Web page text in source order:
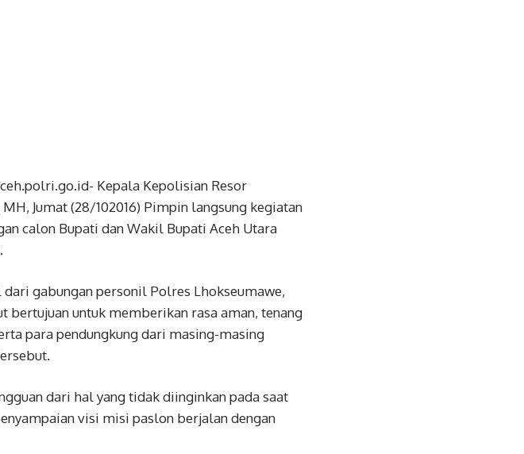
Kepala Kepolisian Resor
Jumat (28/102016) Pimpin langsung kegiatan
calon Bupati dan Wakil Bupati Aceh Utara
gabungan personil Polres Lhokseumawe,
bertujuan untuk memberikan rasa aman, tenang
para pendungkung dari masing-masing
dari hal yang tidak diinginkan pada saat
visi misi paslon berjalan dengan